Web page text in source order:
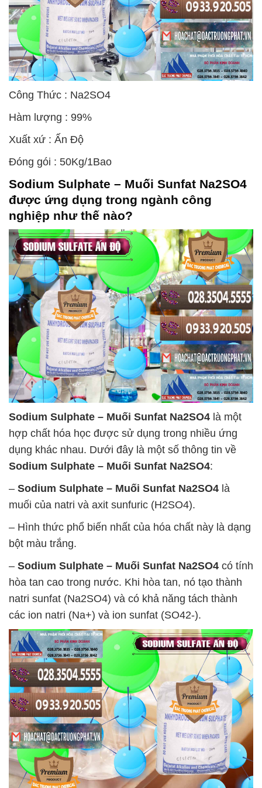
Công Thức : Na2SO4
Hàm lượng : 99%
Xuất xứ : Ấn Độ
Đóng gói : 50Kg/1Bao
Sodium Sulphate – Muối Sunfat Na2SO4
được ứng dụng trong ngành công
nghiệp như thế nào?
Sodium Sulphate – Muối Sunfat Na2SO4 là một
hợp chất hóa học được sử dụng trong nhiều ứng
dụng khác nhau. Dưới đây là một số thông tin về
Sodium Sulphate – Muối Sunfat Na2SO4:
– Sodium Sulphate – Muối Sunfat Na2SO4 là
muối của natri và axit sunfuric (H2SO4).
– Hình thức phổ biến nhất của hóa chất này là dạng
bột màu trắng.
– Sodium Sulphate – Muối Sunfat Na2SO4 có tính
hòa tan cao trong nước. Khi hòa tan, nó tạo thành
natri sunfat (Na2SO4) và có khả năng tách thành
các ion natri (Na+) và ion sunfat (SO42-).